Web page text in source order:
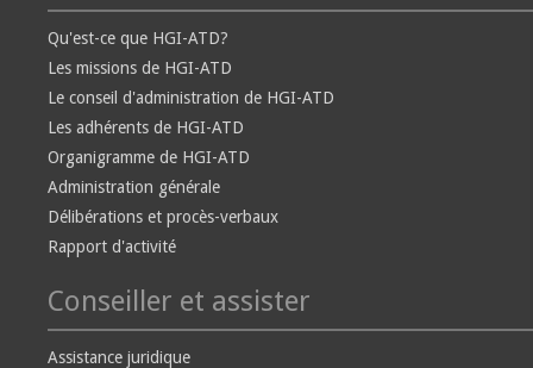
Qu'est-ce que HGI-ATD?
Les missions de HGI-ATD
Le conseil d'administration de HGI-ATD
Les adhérents de HGI-ATD
Organigramme de HGI-ATD
Administration générale
Délibérations et procès-verbaux
Rapport d'activité
Conseiller et assister
Assistance juridique